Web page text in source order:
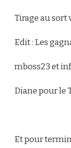
Tirage au sort
Edit : Les
mboss23 et
Diane pour le
Et pour